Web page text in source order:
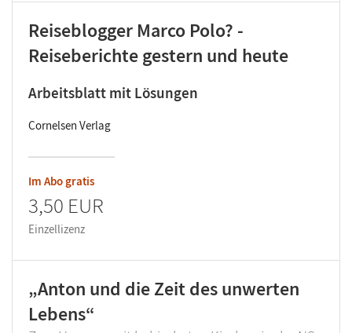
Reiseblogger Marco Polo? -
Reiseberichte gestern und heute
Arbeitsblatt mit Lösungen
Cornelsen Verlag
Im Abo gratis
3,50 EUR
Einzellizenz
„Anton und die Zeit des unwerten
Lebens“